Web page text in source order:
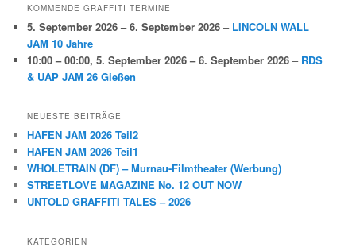
KOMMENDE GRAFFITI TERMINE
5. September 2026 – 6. September 2026 – LINCOLN WALL
JAM 10 Jahre
10:00 – 00:00,5. September 2026 – 6. September 2026 – RDS
& UAP JAM 26 Gießen
NEUESTE BEITRÄGE
HAFEN JAM 2026 Teil2
HAFEN JAM 2026 Teil1
WHOLETRAIN (DF) – Murnau-Filmtheater (Werbung)
STREETLOVE MAGAZINE No. 12 OUT NOW
UNTOLD GRAFFITI TALES – 2026
KATEGORIEN